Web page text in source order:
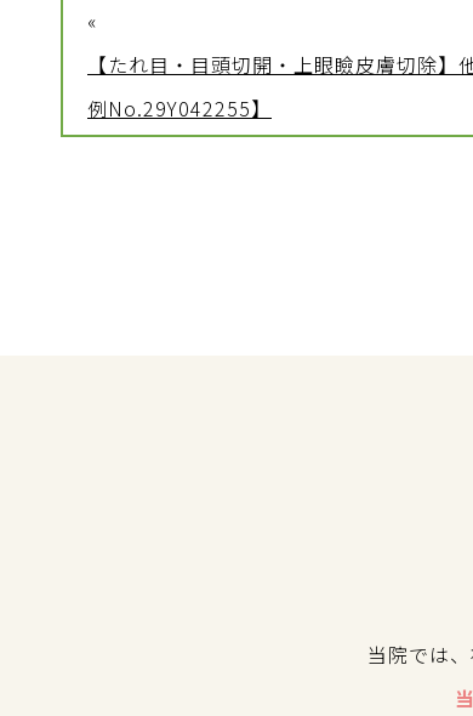
«
【たれ目・目頭切開・上眼瞼皮膚切除
例No.29Y042255】
当院では